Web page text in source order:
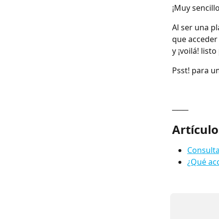
¡Muy
Al ser una
que
y ¡voilá!
Psst! para
───
¿Qué